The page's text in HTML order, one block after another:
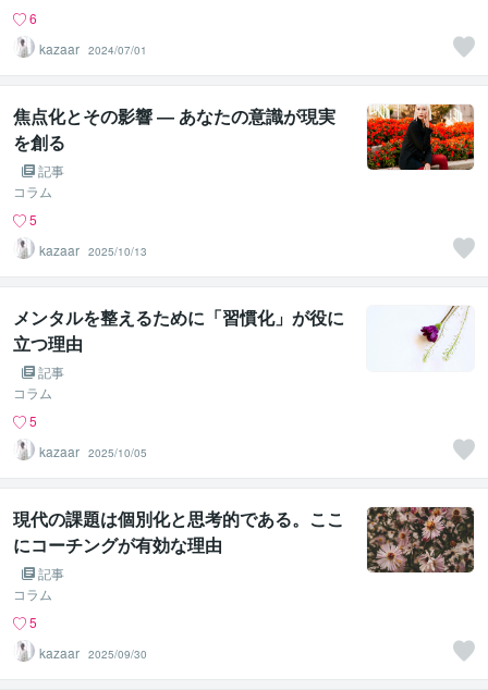
6
kazaar 2024/07/01
焦点化とその影響 ― あなたの意識が現実
を創る
記事
コラム
5
kazaar 2025/10/13
メンタルを整えるために「習慣化」が役に
立つ理由
記事
コラム
5
kazaar 2025/10/05
現代の課題は個別化と思考的である。ここ
にコーチングが有効な理由
記事
コラム
5
kazaar 2025/09/30